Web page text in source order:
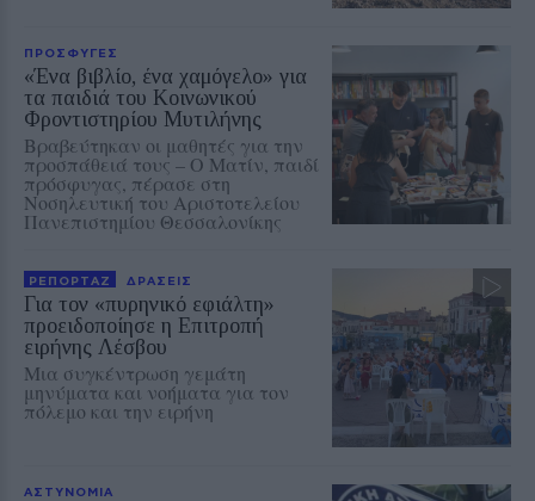
ΠΡΟΣΦΥΓΕΣ
«Ένα βιβλίο, ένα χαμόγελο» για
τα παιδιά του Κοινωνικού
Φροντιστηρίου Μυτιλήνης
Βραβεύτηκαν οι μαθητές για την
προσπάθειά τους – Ο Ματίν, παιδί
πρόσφυγας, πέρασε στη
Νοσηλευτική του Αριστοτελείου
Πανεπιστημίου Θεσσαλονίκης
ΡΕΠΟΡΤΑΖ ΔΡΑΣΕΙΣ
Για τον «πυρηνικό εφιάλτη»
προειδοποίησε η Επιτροπή
ειρήνης Λέσβου
Μια συγκέντρωση γεμάτη
μηνύματα και νοήματα για τον
πόλεμο και την ειρήνη
ΑΣΤΥΝΟΜΙΑ